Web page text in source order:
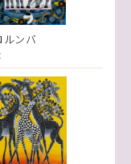
ルンバ